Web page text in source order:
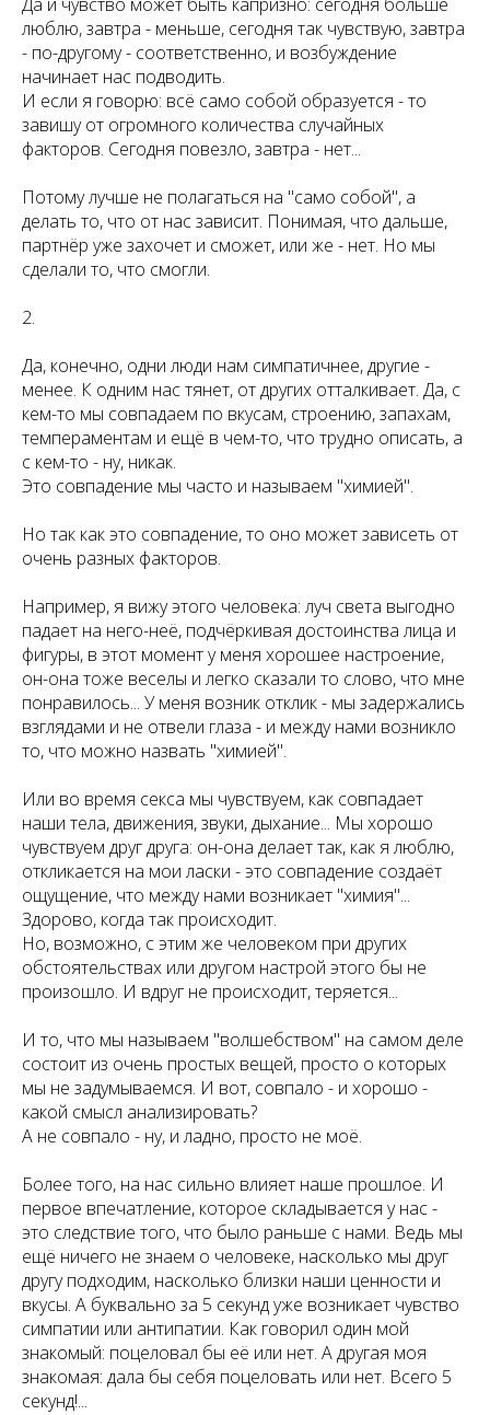
люблю, завтра - меньше, сегодня так чувствую, завтра
- по-другому - соответственно, и возбуждение
начинает нас подводить.
И если я говорю: всё само собой образуется - то
завишу от огромного количества случайных
факторов. Сегодня повезло, завтра - нет...
Потому лучше не полагаться на "само собой", а
делать то, что от нас зависит. Понимая, что дальше,
партнёр уже захочет и сможет, или же - нет. Но мы
сделали то, что смогли.
2.
Да, конечно, одни люди нам симпатичнее, другие -
менее. К одним нас тянет, от других отталкивает. Да, с
кем-то мы совпадаем по вкусам, строению, запахам,
темпераментам и ещё в чем-то, что трудно описать, а
с кем-то - ну, никак.
Это совпадение мы часто и называем "химией".
Но так как это совпадение, то оно может зависеть от
очень разных факторов.
Например, я вижу этого человека: луч света выгодно
падает на него-неё, подчёркивая достоинства лица и
фигуры, в этот момент у меня хорошее настроение,
он-она тоже веселы и легко сказали то слово, что мне
понравилось... У меня возник отклик - мы задержались
взглядами и не отвели глаза - и между нами возникло
то, что можно назвать "химией".
Или во время секса мы чувствуем, как совпадает
наши тела, движения, звуки, дыхание... Мы хорошо
чувствуем друг друга: он-она делает так, как я люблю,
откликается на мои ласки - это совпадение создаёт
ощущение, что между нами возникает "химия"...
Здорово, когда так происходит.
Но, возможно, с этим же человеком при других
обстоятельствах или другом настрой этого бы не
произошло. И вдруг не происходит, теряется...
И то, что мы называем "волшебством" на самом деле
состоит из очень простых вещей, просто о которых
мы не задумываемся. И вот, совпало - и хорошо -
какой смысл анализировать?
А не совпало - ну, и ладно, просто не моё.
Более того, на нас сильно влияет наше прошлое. И
первое впечатление, которое складывается у нас -
это следствие того, что было раньше с нами. Ведь мы
ещё ничего не знаем о человеке, насколько мы друг
другу подходим, насколько близки наши ценности и
вкусы. А буквально за 5 секунд уже возникает чувство
симпатии или антипатии. Как говорил один мой
знакомый: поцеловал бы её или нет. А другая моя
знакомая: дала бы себя поцеловать или нет. Всего 5
секунд!...